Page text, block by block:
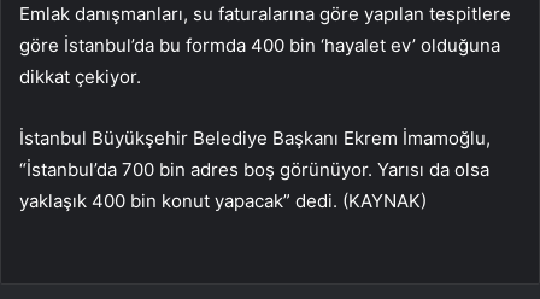
Emlak danışmanları, su faturalarına göre yapılan tespitlere
göre İstanbul’da bu formda 400 bin ‘hayalet ev’ olduğuna
dikkat çekiyor.
İstanbul Büyükşehir Belediye Başkanı Ekrem İmamoğlu,
“İstanbul’da 700 bin adres boş görünüyor. Yarısı da olsa
yaklaşık 400 bin konut yapacak” dedi. (KAYNAK)